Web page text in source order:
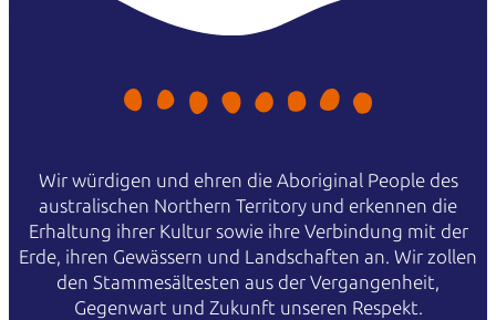
Wir würdigen und ehren die Aboriginal People des
australischen Northern Territory und erkennen die
Erhaltung ihrer Kultur sowie ihre Verbindung mit der
Erde, ihren Gewässern und Landschaften an. Wir zollen
den Stammesältesten aus der Vergangenheit,
Gegenwart und Zukunft unseren Respekt.